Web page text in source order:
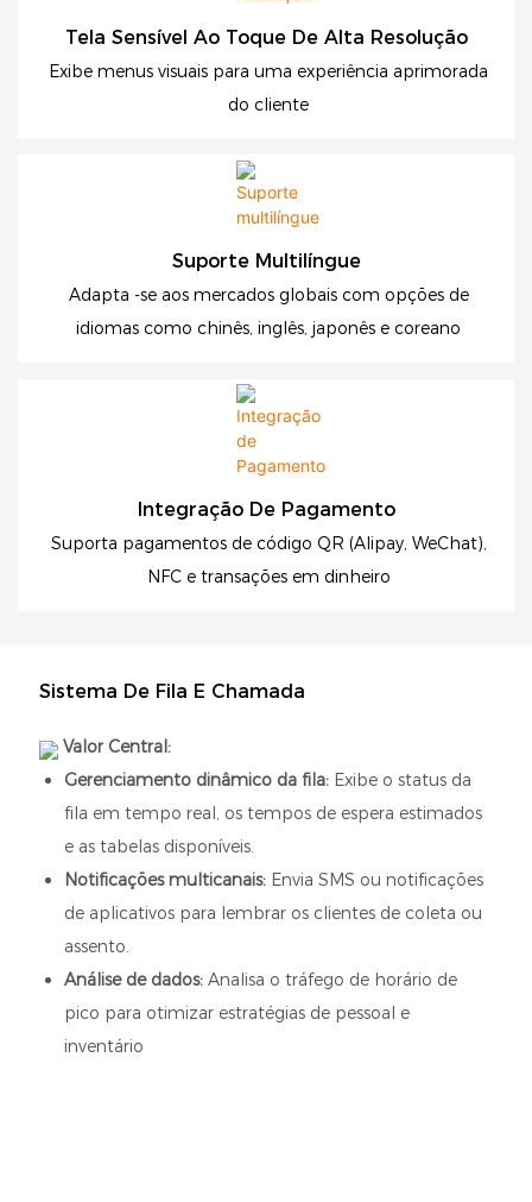
Tela Sensível Ao Toque De Alta Resolução
Exibe menus visuais para uma experiência aprimorada
do cliente
Suporte Multilíngue
Adapta -se aos mercados globais com opções de
idiomas como chinês, inglês, japonês e coreano
Integração De Pagamento
Suporta pagamentos de código QR (Alipay, WeChat),
NFC e transações em dinheiro
Sistema De Fila E Chamada
Valor Central:
Gerenciamento dinâmico da fila: Exibe o status da
fila em tempo real, os tempos de espera estimados
e as tabelas disponíveis.
Notificações multicanais: Envia SMS ou notificações
de aplicativos para lembrar os clientes de coleta ou
assento.
Análise de dados: Analisa o tráfego de horário de
pico para otimizar estratégias de pessoal e
inventário